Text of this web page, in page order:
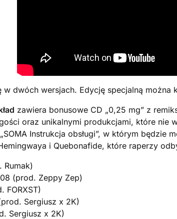
w dwóch wersjach. Edycję specjalną
zawiera bonusowe CD „0,25 mg” z
oraz unikalnymi produkcjami, które nie
Instrukcja obsługi”, w którym będzie
i Quebonafide, które raperzy
Rumak)
(prod. Zeppy Zep)
FORXST)
Sergiusz x 2K)
Sergiusz x 2K)